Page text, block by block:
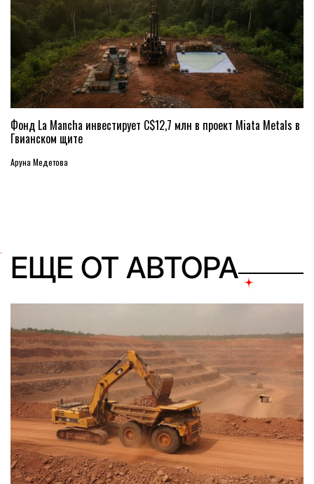
Фонд La Mancha инвестирует C$12,7 млн в проект Miata Metals в
Гвианском щите
Аруна Медетова
ЕЩЕ ОТ АВТОРА